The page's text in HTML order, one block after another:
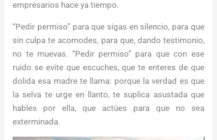
empresarios hace ya tiempo.
“Pedir permiso” para que sigas en silencio, para que
sin culpa te acomodes, para que, dando testimonio,
no te muevas. “Pedir permiso” para que con ese
ruido se evite que escuches, que te enteres de que
dolida esa madre te llama: porque la verdad es que
la selva te urge en llanto, te suplica asustada que
hables por ella, que actúes para que no sea
exterminada.